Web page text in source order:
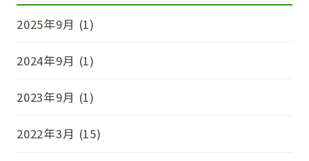
2025年9月 (1)
2024年9月 (1)
2023年9月 (1)
2022年3月 (15)